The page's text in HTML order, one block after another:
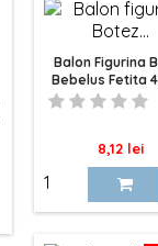
Balon Figurina
Bebelus Fetita
Pret
8,12 lei